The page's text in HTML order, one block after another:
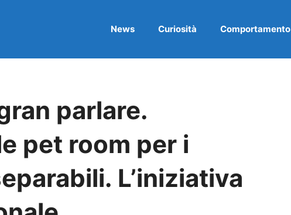
News Curiosità Comportamento
parlare.
pet room per i
L’iniziativa